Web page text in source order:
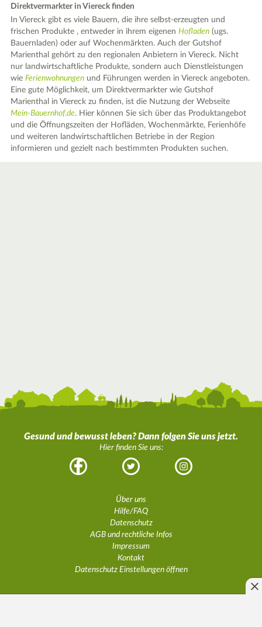
Direktvermarkter in Viereck finden
In Viereck gibt es viele Bauern, die ihre selbst-erzeugten und
frischen Produkte , entweder in ihrem eigenenHofladen (ugs.
Bauernladen) oder auf Wochenmärkten. Auch der Gutshof
Marienthal gehört zu den regionalen Anbietern in Viereck. Nicht
nur landwirtschaftliche Produkte, sondern auch Dienstleistungen
wieFerienwohnungen und Führungen werden in Viereck angeboten.
Eine gute Möglichkeit, um Direktvermarkter wie Gutshof
Marienthal in Viereck zu finden, ist die Nutzung der Webseite
Mein-Bauernhof.de. Hier können Sie sich über das Produktangebot
und die Öffnungszeiten der Hofläden, Wochenmärkte, Ferienhöfe
und weiteren landwirtschaftlichen Betriebe in der Region
informieren und gezielt nach bestimmten Produkten suchen.
Gesund und bewusst leben? Dann folgen Sie uns jetzt.
Hier finden Sie uns:
Facebook Twitter Instagram
Über uns
Hilfe/FAQ
Datenschutz
AGB und rechtliche Infos
Impressum
Kontakt
Datenschutz Einstellungen öffnen